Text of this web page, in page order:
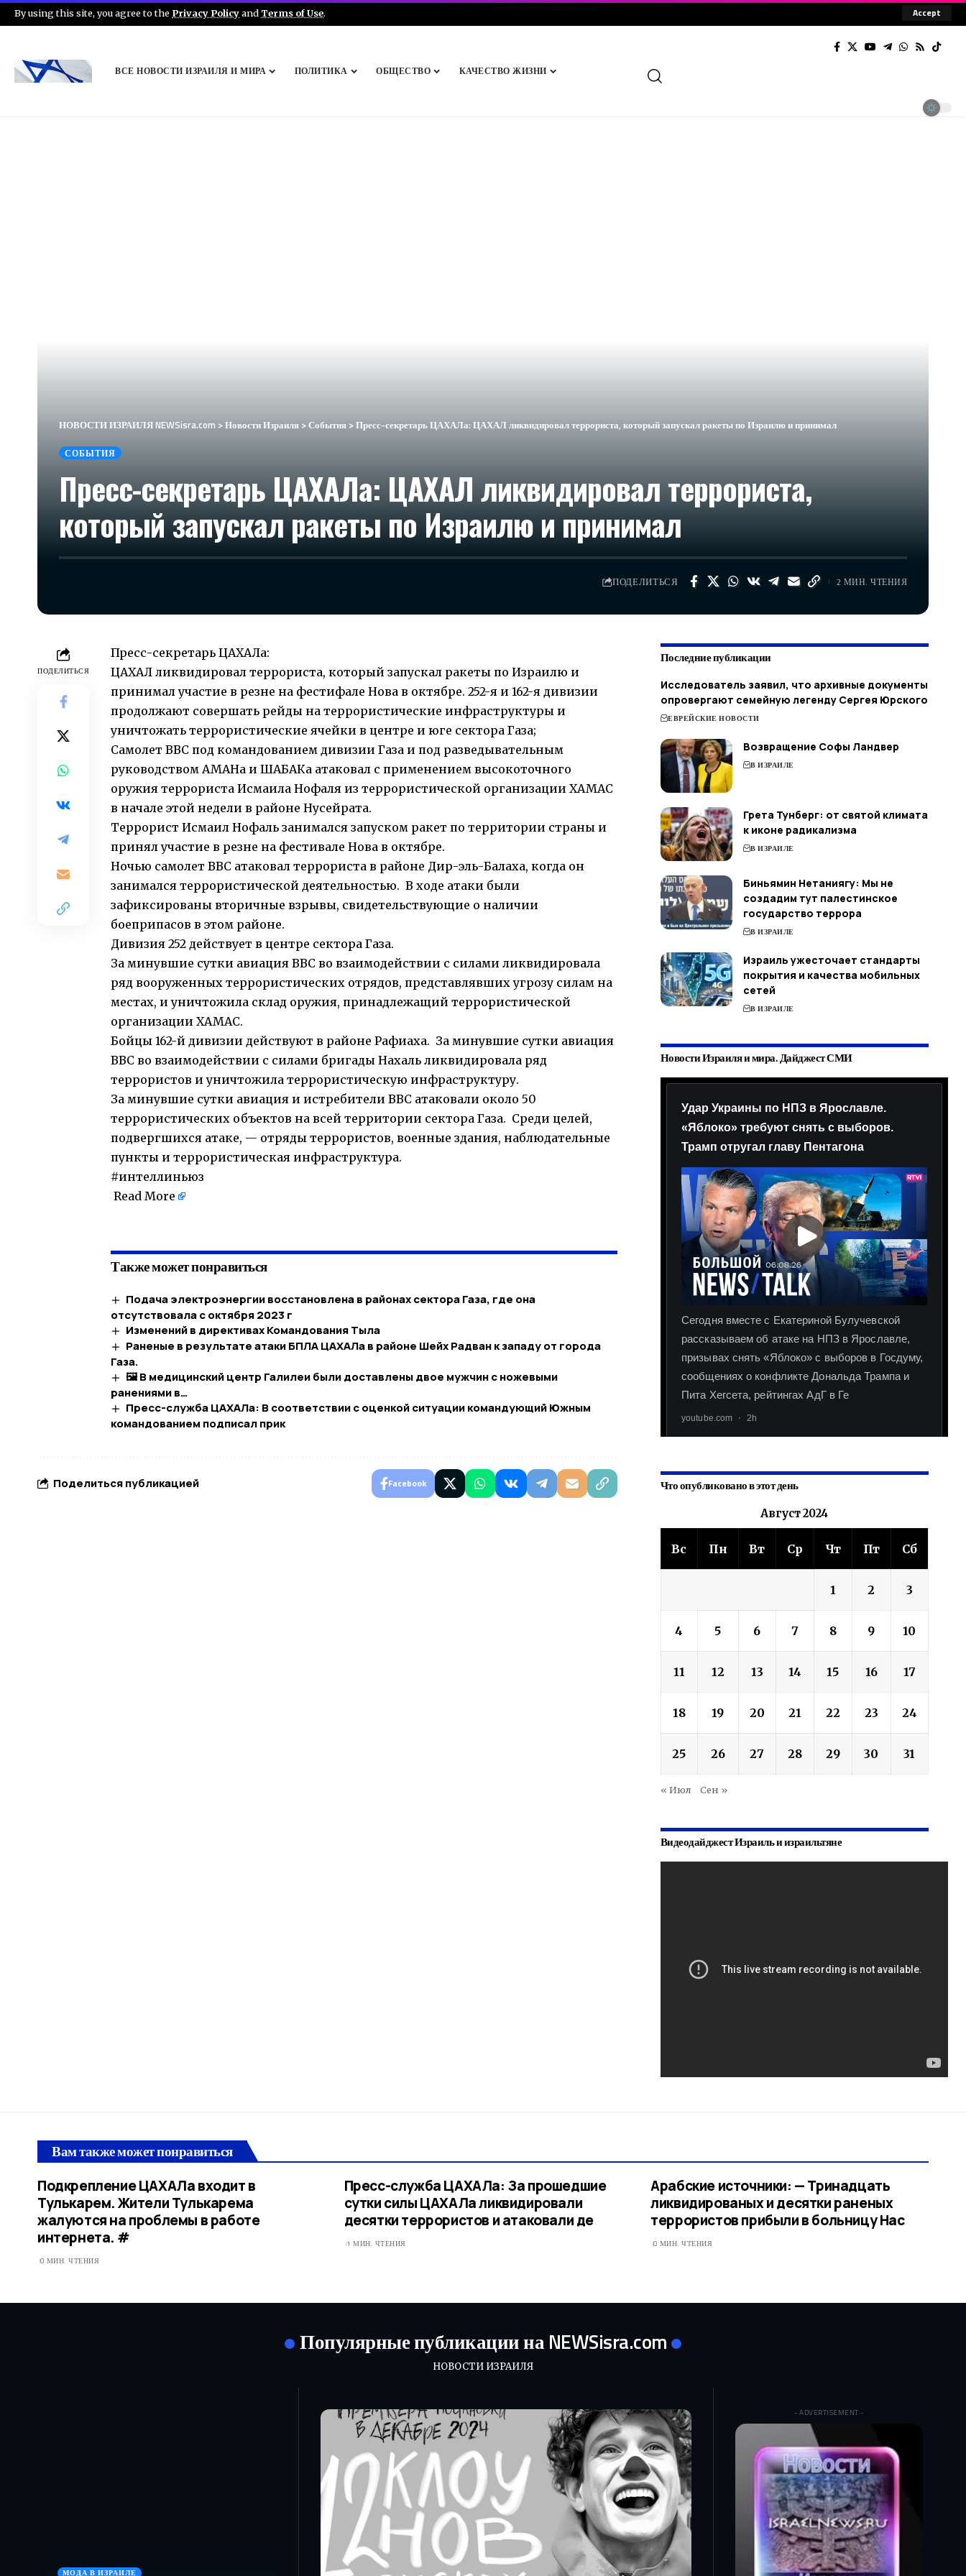
By using this site, you agree to the Privacy Policyand Terms of Use. Accept
ВСЕ НОВОСТИ ИЗРАИЛЯ И МИРА ПОЛИТИКА ОБЩЕСТВО КАЧЕСТВО ЖИЗНИ
НОВОСТИ ИЗРАИЛЯ NEWSisra.com >Новости Израиля >События >Пресс-секретарь ЦАХАЛа: ЦАХАЛ ликвидировал террориста, который запускал ракеты по Израилю и принимал
СОБЫТИЯ
Пресс-секретарь ЦАХАЛа: ЦАХАЛ ликвидировал террориста,
который запускал ракеты по Израилю и принимал
ПОДЕЛИТЬСЯ 2 МИН. ЧТЕНИЯ
ПОДЕЛИТЬСЯ
Пресс-секретарь ЦАХАЛа:
ЦАХАЛ ликвидировал террориста, который запускал ракеты по Израилю и
принимал участие в резне на фестифале Нова в октябре. 252-я и 162-я дивизии
продолжают совершать рейды на террористические инфраструктуры и
уничтожать террористические ячейки в центре и юге сектора Газа;
Самолет ВВС под командованием дивизии Газа и под разведывательным
руководством АМАНа и ШАБАКа атаковал с применением высокоточного
оружия террориста Исмаила Нофаля из террористической организации ХАМАС
в начале этой недели в районе Нусейрата.
Террорист Исмаил Нофаль занимался запуском ракет по территории страны и
принял участие в резне на фестивале Нова в октябре.
Ночью самолет ВВС атаковал террориста в районе Дир-эль-Балаха, когда он
занимался террористической деятельностью. В ходе атаки были
зафиксированы вторичные взрывы, свидетельствующие о наличии
боеприпасов в этом районе.
Дивизия 252 действует в центре сектора Газа.
За минувшие сутки авиация ВВС во взаимодействии с силами ликвидировала
ряд вооруженных террористических отрядов, представлявших угрозу силам на
местах, и уничтожила склад оружия, принадлежащий террористической
организации ХАМАС.
Бойцы 162-й дивизии действуют в районе Рафиаха. За минувшие сутки авиация
ВВС во взаимодействии с силами бригады Нахаль ликвидировала ряд
террористов и уничтожила террористическую инфраструктуру.
За минувшие сутки авиация и истребители ВВС атаковали около 50
террористических объектов на всей территории сектора Газа. Среди целей,
подвергшихся атаке, — отряды террористов, военные здания, наблюдательные
пункты и террористическая инфраструктура.
#интеллиньюз
Read More
Также может понравиться
Подача электроэнергии восстановлена ​​в районах сектора Газа, где она
отсутствовала с октября 2023 г
Изменений в директивах Командования Тыла
Раненые в результате атаки БПЛА ЦАХАЛа в районе Шейх Радван к западу от города
Газа.
🖼 В медицинский центр Галилеи были доставлены двое мужчин с ножевыми
ранениями в…​
Пресс-служба ЦАХАЛа: В соответствии с оценкой ситуации командующий Южным
командованием подписал прик
Поделиться публикацией Facebook
Последние публикации
Исследователь заявил, что архивные документы
опровергают семейную легенду Сергея Юрского
ЕВРЕЙСКИЕ НОВОСТИ
Возвращение Софы Ландвер
В ИЗРАИЛЕ
Грета Тунберг: от святой климата
к иконе радикализма
В ИЗРАИЛЕ
Биньямин Нетаниягу: Мы не
создадим тут палестинское
государство террора
В ИЗРАИЛЕ
Израиль ужесточает стандарты
покрытия и качества мобильных
сетей
В ИЗРАИЛЕ
Новости Израиля и мира. Дайджест СМИ
Что опубликовано в этот день
Август 2024
Вс Пн Вт Ср Чт Пт Сб
1 2 3
4 5 6 7 8 9 10
11 12 13 14 15 16 17
18 19 20 21 22 23 24
25 26 27 28 29 30 31
« Июл Сен »
Видеодайджест Израиль и израильтяне
Вам также может понравиться
Подкрепление ЦАХАЛа входит в
Тулькарем. Жители Тулькарема
жалуются на проблемы в работе
интернета. #
0 МИН. ЧТЕНИЯ
Пресс-служба ЦАХАЛа: За прошедшие
сутки силы ЦАХАЛа ликвидировали
десятки террористов и атаковали де
1 МИН. ЧТЕНИЯ
Арабские источники: — Тринадцать
ликвидированых и десятки раненых
террористов прибыли в больницу Нас
0 МИН. ЧТЕНИЯ
Популярные публикации на NEWSisra.com
НОВОСТИ ИЗРАИЛЯ
МОДА В ИЗРАИЛЕ
- ADVERTISEMENT -